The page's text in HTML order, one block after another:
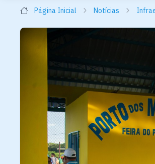
Página Inicial Notícias